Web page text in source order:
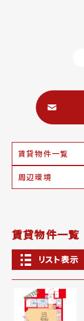
賃貸物件一覧
周辺環境
賃貸物件一覧
リスト表示